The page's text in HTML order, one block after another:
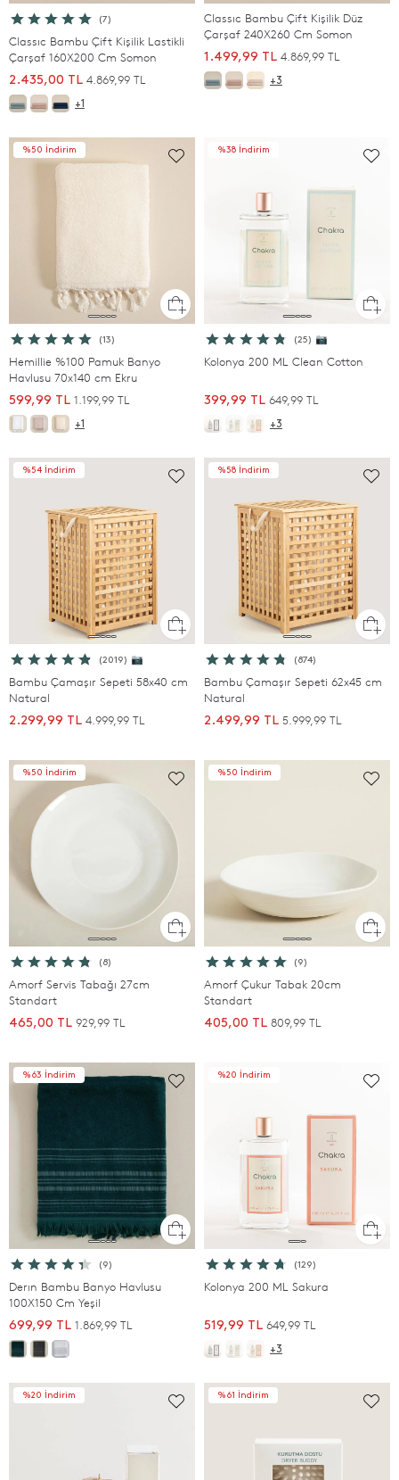
(7)
Classıc Bambu Çift Kişilik Lastikli
Çarşaf 160X200 Cm Somon
2.435,00 TL 4.869,99 TL
+1
Classıc Bambu Çift Kişilik Düz
Çarşaf 240X260 Cm Somon
1.499,99 TL 4.869,99 TL
+3
%50 İndirim
(13)
Hemillie %100 Pamuk Banyo
Havlusu 70x140 cm Ekru
599,99 TL 1.199,99 TL
+1
%38 İndirim
(25) 📷
Kolonya 200 ML Clean Cotton
399,99 TL 649,99 TL
+3
%54 İndirim
(2019) 📷
Bambu Çamaşır Sepeti 58x40 cm
Natural
2.299,99 TL 4.999,99 TL
%58 İndirim
(874)
Bambu Çamaşır Sepeti 62x45 cm
Natural
2.499,99 TL 5.999,99 TL
%50 İndirim
(8)
Amorf Servis Tabağı 27cm
Standart
465,00 TL 929,99 TL
%50 İndirim
(9)
Amorf Çukur Tabak 20cm
Standart
405,00 TL 809,99 TL
%63 İndirim
(9)
Derın Bambu Banyo Havlusu
100X150 Cm Yeşil
699,99 TL 1.869,99 TL
%20 İndirim
(129)
Kolonya 200 ML Sakura
519,99 TL 649,99 TL
+3
%20 İndirim %61 İndirim